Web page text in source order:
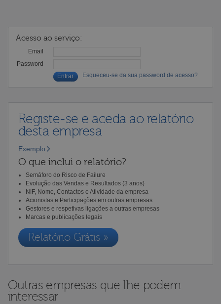
Acesso ao serviço:
Email
Password
Esqueceu-se da sua password de acesso?
Registe-se e aceda ao relatório
desta empresa
Exemplo
O que inclui o relatório?
Semáforo do Risco de Failure
Evolução das Vendas e Resultados (3 anos)
NIF, Nome, Contactos e Atividade da empresa
Acionistas e Participações em outras empresas
Gestores e respetivas ligações a outras empresas
Marcas e publicações legais
Relatório Grátis »
Outras empresas que lhe podem
interessar